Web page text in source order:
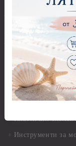
Висулки
Глина,Гипс, Калъпи,
Елементи,
Керамична смес
Керамични
Елементи от
глина и полирезин
Пластични
Инструменти за